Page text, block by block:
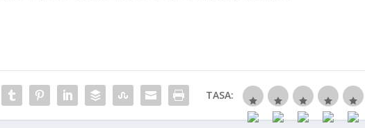
TASA: